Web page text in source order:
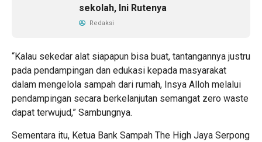
sekolah, Ini Rutenya
Redaksi
“Kalau sekedar alat siapapun bisa buat, tantangannya justru
pada pendampingan dan edukasi kepada masyarakat
dalam mengelola sampah dari rumah, Insya Alloh melalui
pendampingan secara berkelanjutan semangat zero waste
dapat terwujud,” Sambungnya.
Sementara itu, Ketua Bank Sampah The High Jaya Serpong